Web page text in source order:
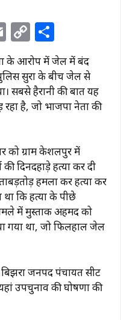
E
m
ai
l
C
o
p
y
Li
k
h
ar
e
के आरोप में जेल में बंद
सुरक्षा के बीच जेल से
सबसे हैरानी की बात यह
है, जो भाजपा नेता की
को ग्राम केशलपुर में
की दिनदहाड़े हत्या कर दी
हमला कर हत्या कर
कि हत्या के पीछे
में मुस्ताक अहमद को
गया था, जो फिलहाल जेल
बिझरा जनपद पंचायत सीट
उपचुनाव की घोषणा की